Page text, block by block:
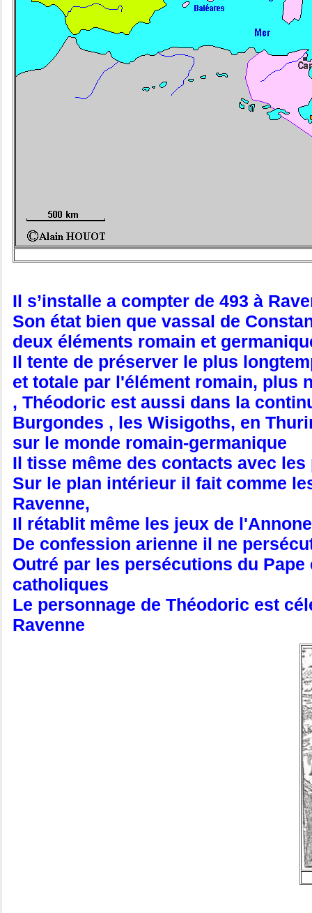
Il s’installe a compter de 493 à
Son état bien que vassal de
deux éléments romain et
Il tente de préserver le plus
et totale par l'élément romain, plus
, Théodoric est aussi dans la
Burgondes , les Wisigoths, en
sur le monde romain-germanique
Il tisse même des contacts avec
Sur le plan intérieur il fait comme
Ravenne,
Il rétablit même les jeux de
De confession arienne il ne
Outré par les persécutions du
catholiques
Le personnage de Théodoric est
Ravenne